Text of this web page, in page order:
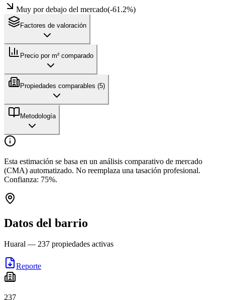
Muy por debajo del mercado(-61.2%)
Factores de valoración
Precio por m² comparado
Propiedades comparables (5)
Metodología
Esta estimación se basa en un análisis comparativo de mercado
(CMA) automatizado. No reemplaza una tasación profesional.
Confianza: 75%.
Datos del barrio
Huaral — 237 propiedades activas
Reporte
237